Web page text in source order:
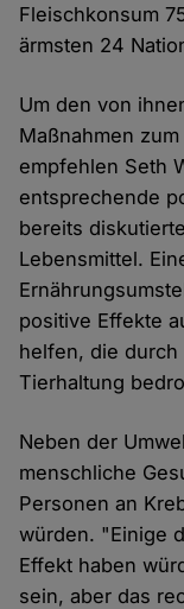
Fleischkonsum
ärmsten 24
Um den von
Maßnahmen
empfehlen Seth
entsprechende
bereits
Lebensmittel.
positive Effekte
helfen, die
Tierhaltung
Neben der
menschliche
Personen an
würden. "Einige
Effekt haben
sein, aber das